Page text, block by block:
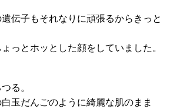
遺伝子もそれなりに頑張るからきっと
っとホッとした顔をしていました。
る。
玉だんごのように綺麗な肌のまま